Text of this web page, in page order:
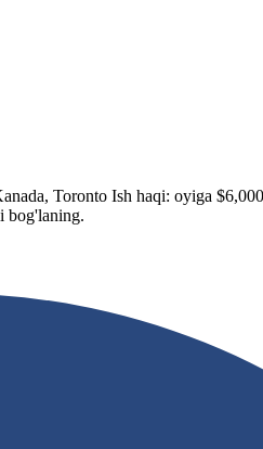
Toronto Ish haqi: oyiga
bog'laning.